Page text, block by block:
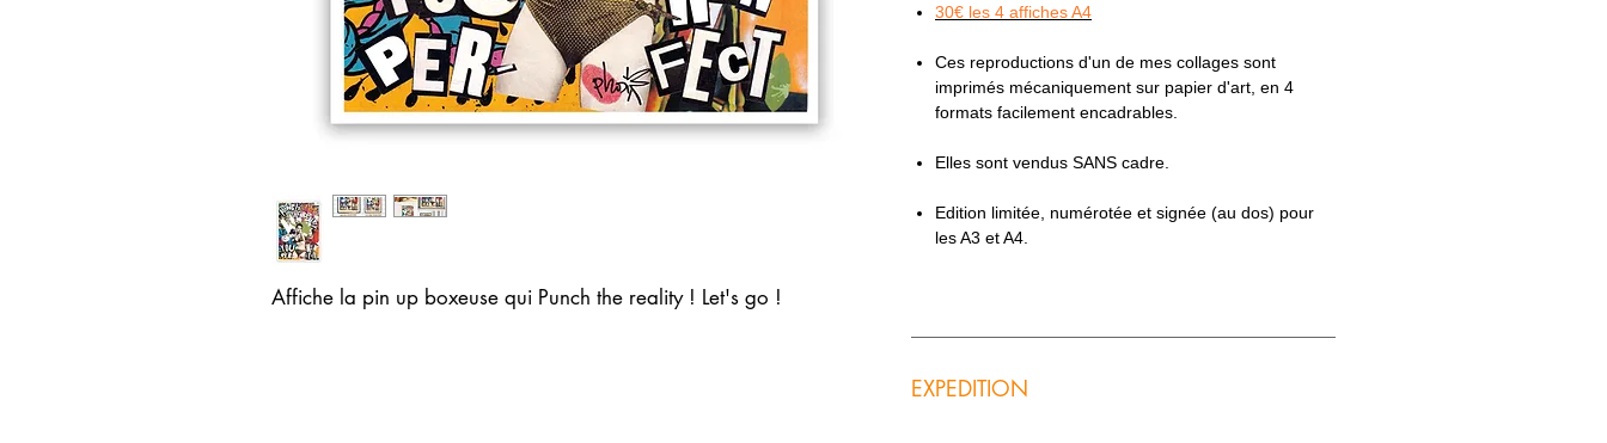
Affiche la pin up boxeuse qui Punch the reality ! Let's go !
30€ les 4 affiches A4
Ces reproductions d'un de mes collages sont
imprimés mécaniquement sur papier d'art, en 4
formats facilement encadrables.
Elles sont vendus SANS cadre.
Edition limitée, numérotée et signée (au dos) pour
les A3 et A4.
EXPEDITION